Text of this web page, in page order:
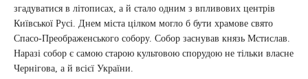
згадуватися в літописах, а й стало одним з впливових центрів
Київської Русі. Днем міста цілком могло б бути храмове свято
Спасо-Преображенського собору. Собор заснував князь Мстислав.
Наразі собор є самою старою культовою спорудою не тільки власне
Чернігова, а й всієї України.